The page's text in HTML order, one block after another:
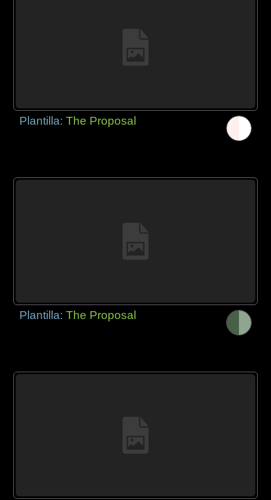
Plantilla:The Proposal
Plantilla:The Proposal